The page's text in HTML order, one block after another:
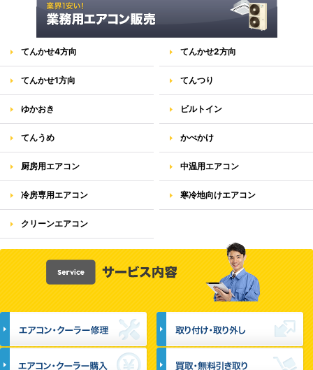
てんかせ4方向 てんかせ2方向
てんかせ1方向 てんつり
ゆかおき ビルトイン
てんうめ かべかけ
厨房用エアコン 中温用エアコン
冷房専用エアコン 寒冷地向けエアコン
クリーンエアコン